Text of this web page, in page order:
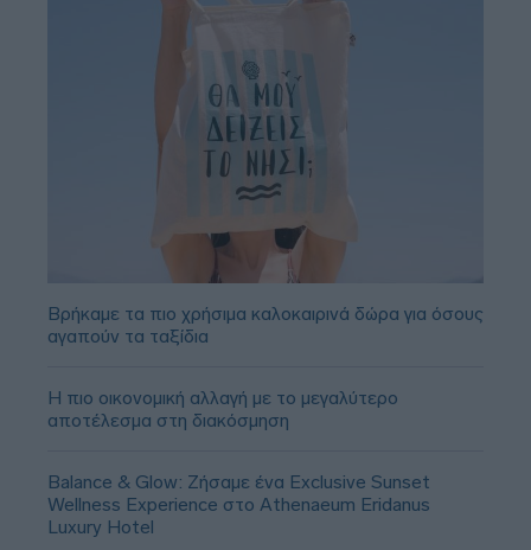
Βρήκαμε τα πιο χρήσιμα καλοκαιρινά δώρα για όσους
αγαπούν τα ταξίδια
Η πιο οικονομική αλλαγή με το μεγαλύτερο
αποτέλεσμα στη διακόσμηση
Balance & Glow: Ζήσαμε ένα Exclusive Sunset
Wellness Experience στο Athenaeum Eridanus
Luxury Hotel